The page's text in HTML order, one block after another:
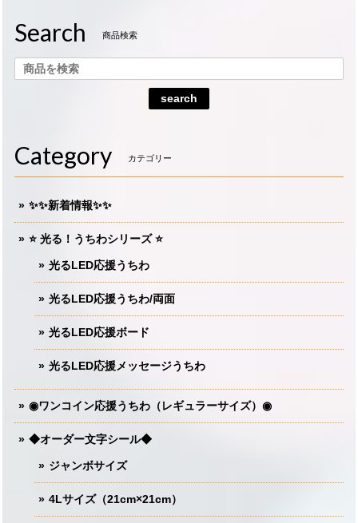
Search 商品検索
search
Category カテゴリー
✨✨新着情報✨✨
⭐️ 光る！うちわシリーズ ⭐️
光るLED応援うちわ
光るLED応援うちわ/両面
光るLED応援ボード
光るLED応援メッセージうちわ
◉ワンコイン応援うちわ（レギュラーサイズ）◉
◆オーダー文字シール◆
ジャンボサイズ
4Lサイズ（21cm×21cm）